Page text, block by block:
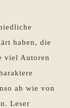
haben, die
viel Autoren
ab wie von
Leser